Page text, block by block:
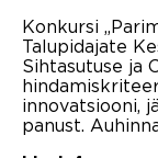
Konkursi
Talupidajate
Sihtasutuse ja
innovatsiooni,
panust.